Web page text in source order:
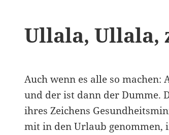
Ullala, Ullala,
Auch wenn es alle so machen:
und der ist dann der Dumme.
ihres Zeichens
mit in den Urlaub genommen,